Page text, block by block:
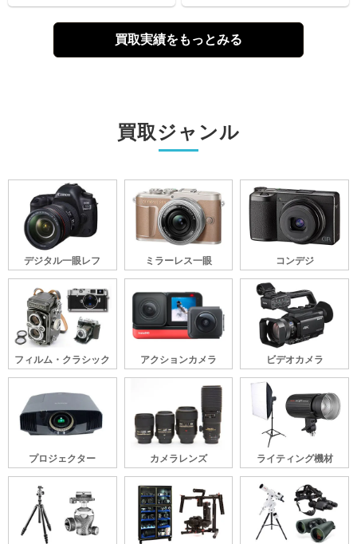
買取実績をもっとみる
買取ジャンル
デジタル一眼レフ ミラーレス一眼 コンデジ
フィルム・クラシック アクションカメラ ビデオカメラ
プロジェクター カメラレンズ ライティング機材